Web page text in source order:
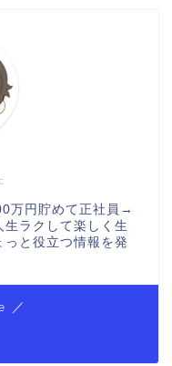
万円貯めて正社員→
ラクして楽しく生
と役立つ情報を発
／